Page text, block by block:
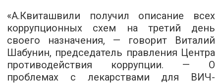
«А.Квиташвили получил описание всех
коррупционных схем на третий день
своего назначения, — говорит Виталий
Шабунин, председатель правления Центра
противодействия коррупции. — О
проблемах с лекарствами для ВИЧ-